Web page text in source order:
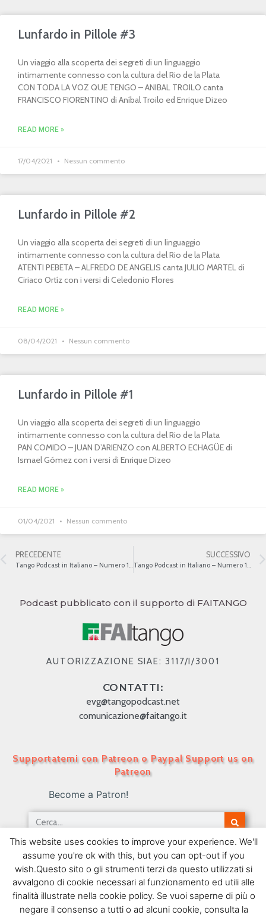
Lunfardo in Pillole #3
Un viaggio alla scoperta dei segreti di un linguaggio
intimamente connesso con la cultura del Rio de la Plata
CON TODA LA VOZ QUE TENGO – ANIBAL TROILO canta
FRANCISCO FIORENTINO di Aníbal Troilo ed Enrique Dizeo
READ MORE »
17/04/2021 Nessun commento
Lunfardo in Pillole #2
Un viaggio alla scoperta dei segreti di un linguaggio
intimamente connesso con la cultura del Rio de la Plata
ATENTI PEBETA – ALFREDO DE ANGELIS canta JULIO MARTEL di
Ciriaco Ortíz con i versi di Celedonio Flores
READ MORE »
08/04/2021 Nessun commento
Lunfardo in Pillole #1
Un viaggio alla scoperta dei segreti di un linguaggio
intimamente connesso con la cultura del Rio de la Plata
PAN COMIDO – JUAN D’ARIENZO con ALBERTO ECHAGÜE di
Ismael Gómez con i versi di Enrique Dizeo
READ MORE »
01/04/2021 Nessun commento
PRECEDENTE SUCCESSIVO
Podcast pubblicato con il supporto di FAITANGO
AUTORIZZAZIONE SIAE: 3117/I/3001
CONTATTI:
evg@tangopodcast.net
comunicazione@faitango.it
Supportatemi con Patreon o Paypal Support us on
Patreon
Become a Patron!
Tango Podcast in Italiano – Numero 105 – Boedo
29/11/2010
SEGUIMI SU FACEBOOK
This website uses cookies to improve your experience. We'll
assume you're ok with this, but you can opt-out if you
wish.Questo sito o gli strumenti terzi da questo utilizzati si
avvalgono di cookie necessari al funzionamento ed utili alle
finalità illustrate nella cookie policy. Se vuoi saperne di più o
negare il consenso a tutti o ad alcuni cookie, consulta la